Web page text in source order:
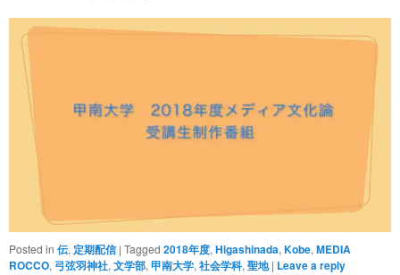
Posted in 伝, 定期配信 |Tagged 2018年度,Higashinada,Kobe,MEDIA
ROCCO, 弓弦羽神社,文学部,甲南大学,社会学科,聖地 | Leave a reply